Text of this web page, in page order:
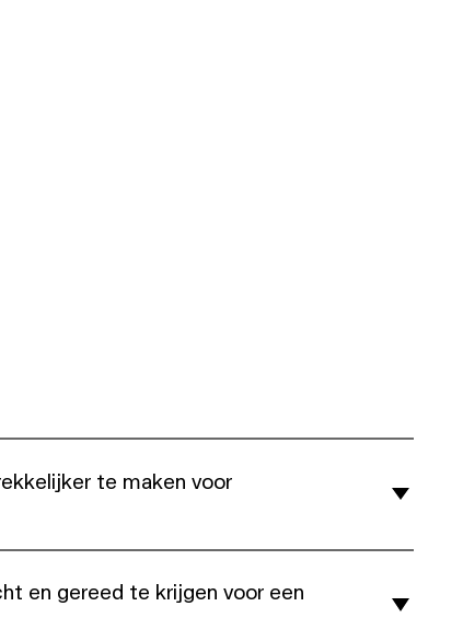
te maken voor
en gereed te krijgen voor een